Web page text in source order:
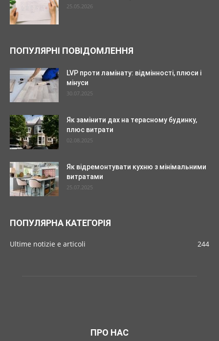
25.05.2026
ПОПУЛЯРНІ ПОВІДОМЛЕННЯ
LVP проти ламінату: відмінності, плюси і
мінуси
30.07.2025
Як замінити дах на терасному будинку,
плюс витрати
02.08.2025
Як відремонтувати кухню з мінімальними
витратами
25.07.2025
ПОПУЛЯРНА КАТЕГОРІЯ
Ultime notizie e articoli 244
ПРО НАС